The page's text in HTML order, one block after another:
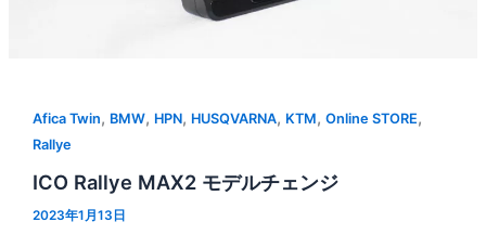
Afica Twin, BMW, HPN, HUSQVARNA, KTM, Online STORE,
Rallye
ICO Rallye MAX2 モデルチェンジ
2023年1月13日